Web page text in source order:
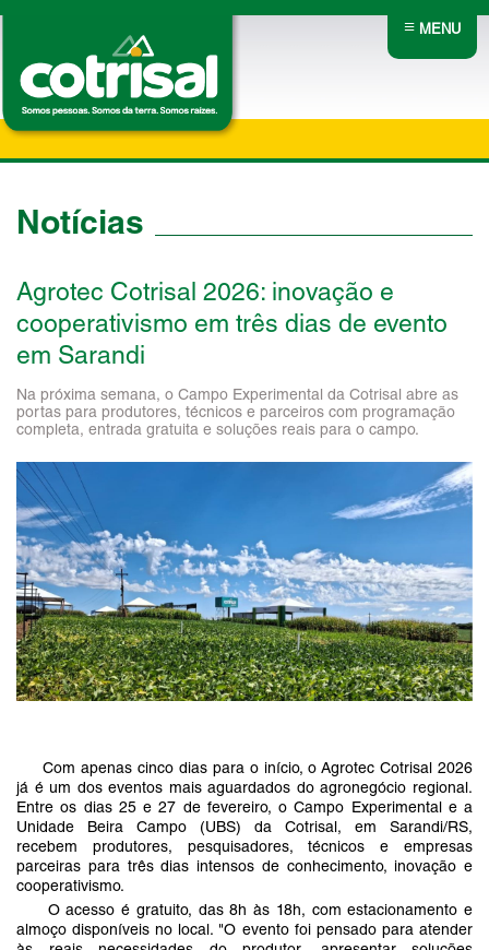
≡MENU
Notícias
Agrotec Cotrisal 2026: inovação e
cooperativismo em três dias de evento
em Sarandi
Na próxima semana, o Campo Experimental da Cotrisal abre as
portas para produtores, técnicos e parceiros com programação
completa, entrada gratuita e soluções reais para o campo.
Com apenas cinco dias para o início, o Agrotec Cotrisal 2026
já é um dos eventos mais aguardados do agronegócio regional.
Entre os dias 25 e 27 de fevereiro, o Campo Experimental e a
Unidade Beira Campo (UBS) da Cotrisal, em Sarandi/RS,
recebem produtores, pesquisadores, técnicos e empresas
parceiras para três dias intensos de conhecimento, inovação e
cooperativismo.
O acesso é gratuito, das 8h às 18h, com estacionamento e
almoço disponíveis no local. "O evento foi pensado para atender